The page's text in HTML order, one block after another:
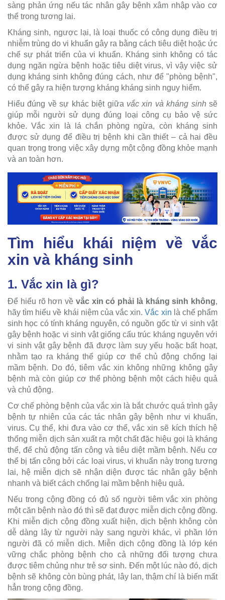
sàng phản ứng nếu tác nhân gây bệnh xâm nhập vào cơ
thể trong tương lai.
Kháng sinh, ngược lại, là loại thuốc có công dụng điều trị
nhiễm trùng do vi khuẩn gây ra bằng cách tiêu diệt hoặc ức
chế sự phát triển của vi khuẩn. Kháng sinh không có tác
dụng ngăn ngừa bệnh hoặc tiêu diệt virus, vì vậy việc sử
dụng kháng sinh không đúng cách, như để "phòng bệnh",
có thể gây ra hiện tượng kháng kháng sinh nguy hiểm.
Hiểu đúng về sự khác biệt giữa vắc xin và kháng sinh sẽ
giúp mỗi người sử dụng đúng loại công cụ bảo vệ sức
khỏe. Vắc xin là lá chắn phòng ngừa, còn kháng sinh
được sử dụng để điều trị bệnh khi cần thiết – cả hai đều
quan trọng trong việc xây dựng một cộng đồng khỏe mạnh
và an toàn hơn.
Tìm hiểu khái niệm về vắc
xin và kháng sinh
1. Vắc xin là gì?
Để hiểu rõ hơn về vắc xin có phải là kháng sinh không,
hãy tìm hiểu về khái niệm của vắc xin.Vắc xin là chế phẩm
sinh học có tính kháng nguyên, có nguồn gốc từ vi sinh vật
gây bệnh hoặc vi sinh vật giống cấu trúc kháng nguyên với
vi sinh vật gây bệnh đã được làm suy yếu hoặc bất hoạt,
nhằm tạo ra kháng thể giúp cơ thể chủ động chống lại
mầm bệnh. Do đó, tiêm vắc xin không những không gây
bệnh mà còn giúp cơ thể phòng bệnh một cách hiệu quả
và chủ động.
Cơ chế phòng bệnh của vắc xin là bắt chước quá trình gây
bệnh tự nhiên của các tác nhân gây bệnh như vi khuẩn,
virus. Cụ thể, khi đưa vào cơ thể, vắc xin sẽ kích thích hệ
thống miễn dịch sản xuất ra một chất đặc hiệu gọi là kháng
thể, để chủ động tấn công và tiêu diệt mầm bệnh. Nếu cơ
thể bị tấn công bởi các loại virus, vi khuẩn này trong tương
lai, hệ miễn dịch sẽ nhận diện được tác nhân gây bệnh
nhanh và biết cách chống lại mầm bệnh hiệu quả.
Nếu trong cộng đồng có đủ số người tiêm vắc xin phòng
một căn bệnh nào đó thì sẽ đạt được miễn dịch cộng đồng.
Khi miễn dịch cộng đồng xuất hiện, dịch bệnh không còn
dễ dàng lây từ người này sang người khác, vì phần lớn
người đã có miễn dịch. Miễn dịch cộng đồng là lớp kén
vững chắc phòng bệnh cho cả những đối tượng chưa
được tiêm chủng như trẻ sơ sinh. Đến một lúc nào đó, dịch
bệnh sẽ không còn bùng phát, lây lan, thậm chí là biến mất
hẳn trong cộng đồng.